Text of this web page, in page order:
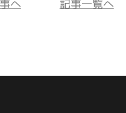
へ 記事一覧へ